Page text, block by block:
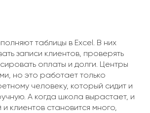
таблицы в Excel. В них
записи клиентов, проверять
оплаты и долги. Центры
но это работает только
человеку, который сидит и
А когда школа вырастает, и
клиентов становится много,